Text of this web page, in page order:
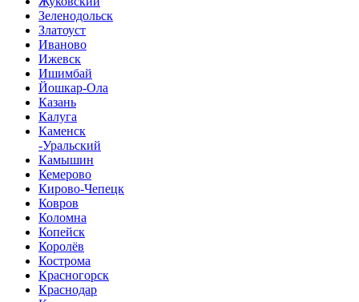
Зеленодольск
Златоуст
Иваново
Ижевск
Ишимбай
Йошкар-Ола
Казань
Калуга
Каменск
-Уральский
Камышин
Кемерово
Кирово-Чепецк
Ковров
Коломна
Копейск
Королёв
Кострома
Красногорск
Краснодар